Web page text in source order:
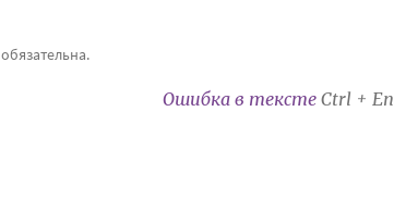
обязательна.
Ошибка в тексте Ctrl +